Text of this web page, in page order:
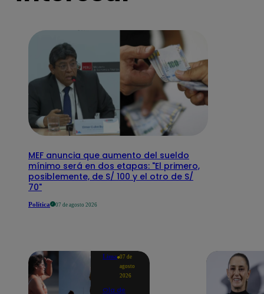
MEF anuncia que aumento del sueldo
mínimo será en dos etapas: "El primero,
posiblemente, de S/ 100 y el otro de S/
70"
Política 07 de agosto 2026
Lima 07 de
agosto
2026
Ola de